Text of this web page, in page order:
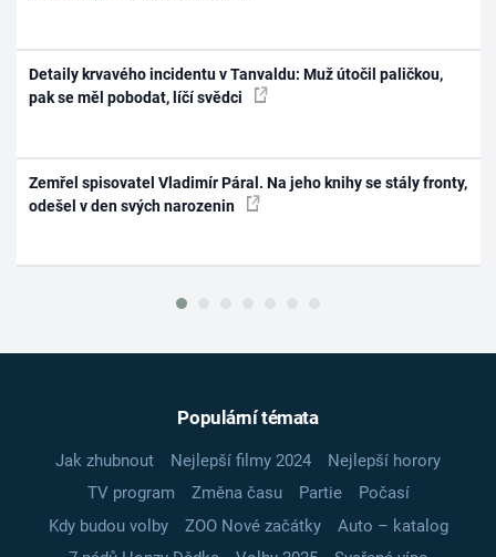
Detaily krvavého incidentu v Tanvaldu: Muž útočil paličkou,
pak se měl pobodat, líčí svědci
Zemřel spisovatel Vladimír Páral. Na jeho knihy se stály fronty,
odešel v den svých narozenin
Populární témata
Jak zhubnout Nejlepší filmy 2024
Nejlepší horory
TV program
Změna času Partie
Počasí
Kdy budou volby
ZOO Nové začátky
Auto – katalog